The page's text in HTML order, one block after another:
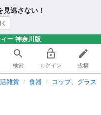
逃さない！
ー 神奈川版
検索 ログイン 投稿
雑貨 食器 コップ、グラス